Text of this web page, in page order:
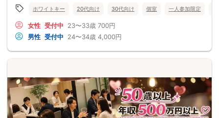
ホワイトキー 20代向け 30代向け 個室 一人参加限定
女性 受付中 23〜33歳 700円
男性 受付中 24〜34歳 4,000円